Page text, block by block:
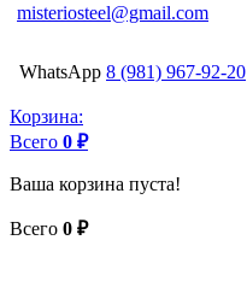
misteriosteel@gmail.com
WhatsApp 8 (981) 967-92-20
Корзина:
Всего 0 ₽
Ваша корзина пуста!
Всего 0 ₽